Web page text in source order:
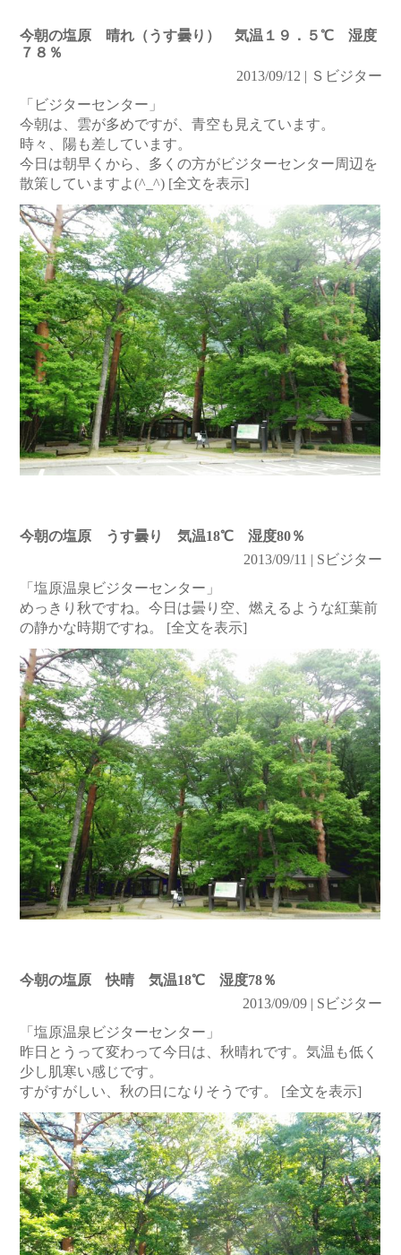
今朝の塩原 晴れ（うす曇り） 気温１９．５℃ 湿度
７８％
2013/09/12 | Ｓビジター
「ビジターセンター」
今朝は、雲が多めですが、青空も見えています。
時々、陽も差しています。
今日は朝早くから、多くの方がビジターセンター周辺を
散策していますよ(^_^) [全文を表示]
今朝の塩原 うす曇り 気温18℃ 湿度80％
2013/09/11 | Sビジター
「塩原温泉ビジターセンター」
めっきり秋ですね。今日は曇り空、燃えるような紅葉前
の静かな時期ですね。 [全文を表示]
今朝の塩原 快晴 気温18℃ 湿度78％
2013/09/09 | Sビジター
「塩原温泉ビジターセンター」
昨日とうって変わって今日は、秋晴れです。気温も低く
少し肌寒い感じです。
すがすがしい、秋の日になりそうです。 [全文を表示]